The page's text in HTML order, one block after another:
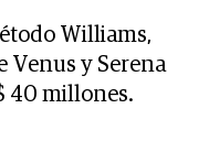
Williams,
Venus y Serena
40 millones.